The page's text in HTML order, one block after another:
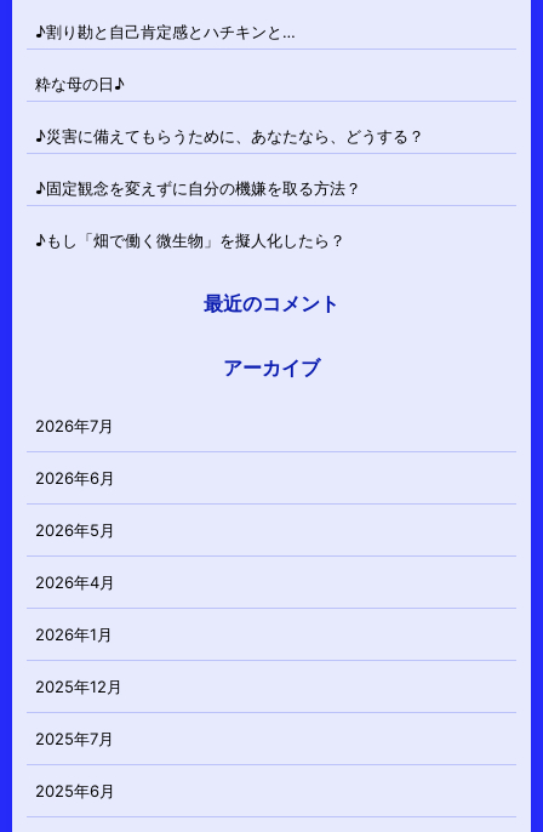
♪割り勘と自己肯定感とハチキンと…
粋な母の日♪
♪災害に備えてもらうために、あなたなら、どうする？
♪固定観念を変えずに自分の機嫌を取る方法？
♪もし「畑で働く微生物」を擬人化したら？
最近のコメント
アーカイブ
2026年7月
2026年6月
2026年5月
2026年4月
2026年1月
2025年12月
2025年7月
2025年6月